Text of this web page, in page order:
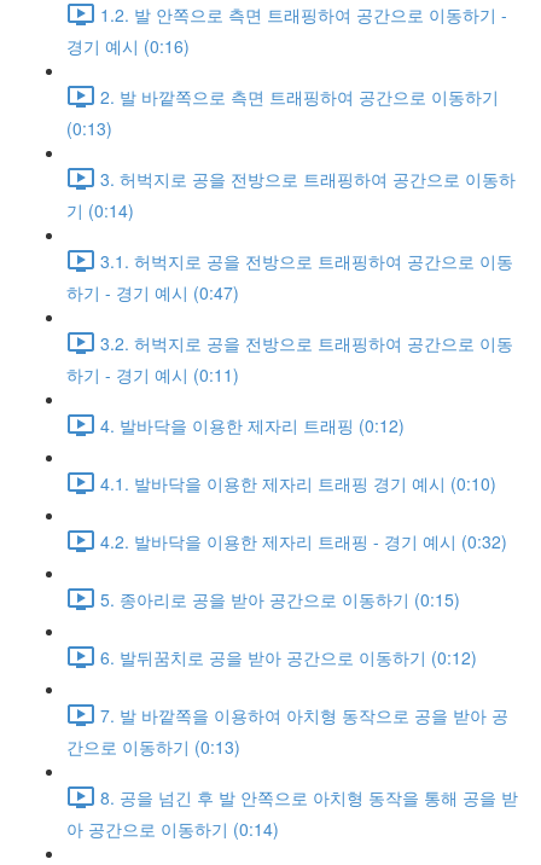
1.2. 발 안쪽으로 측면 트래핑하여 공간으로 이동하기 -
경기 예시 (0:16)
2. 발 바깥쪽으로 측면 트래핑하여 공간으로 이동하기
(0:13)
3. 허벅지로 공을 전방으로 트래핑하여 공간으로 이동하
기 (0:14)
3.1. 허벅지로 공을 전방으로 트래핑하여 공간으로 이동
하기 - 경기 예시 (0:47)
3.2. 허벅지로 공을 전방으로 트래핑하여 공간으로 이동
하기 - 경기 예시 (0:11)
4. 발바닥을 이용한 제자리 트래핑 (0:12)
4.1. 발바닥을 이용한 제자리 트래핑 경기 예시 (0:10)
4.2. 발바닥을 이용한 제자리 트래핑 - 경기 예시 (0:32)
5. 종아리로 공을 받아 공간으로 이동하기 (0:15)
6. 발뒤꿈치로 공을 받아 공간으로 이동하기 (0:12)
7. 발 바깥쪽을 이용하여 아치형 동작으로 공을 받아 공
간으로 이동하기 (0:13)
8. 공을 넘긴 후 발 안쪽으로 아치형 동작을 통해 공을 받
아 공간으로 이동하기 (0:14)